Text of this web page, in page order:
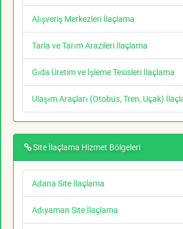
Alışveriş Merkezleri İlaçlama
Tarla ve Tarım Arazileri İlaçlama
Gıda Üretim ve İşleme Tesisleri İlaçlama
Ulaşım Araçları (Otobüs, Tren, Uçak)
Site İlaçlama Hizmet Bölgeleri
Adana Site İlaçlama
Adıyaman Site İlaçlama